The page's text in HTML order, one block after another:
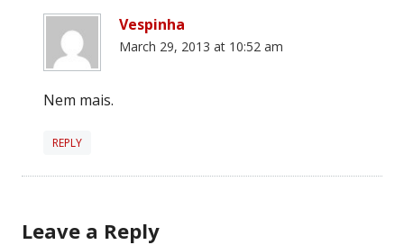
Vespinha
March 29, 2013 at 10:52 am
Nem mais.
REPLY
Leave a Reply